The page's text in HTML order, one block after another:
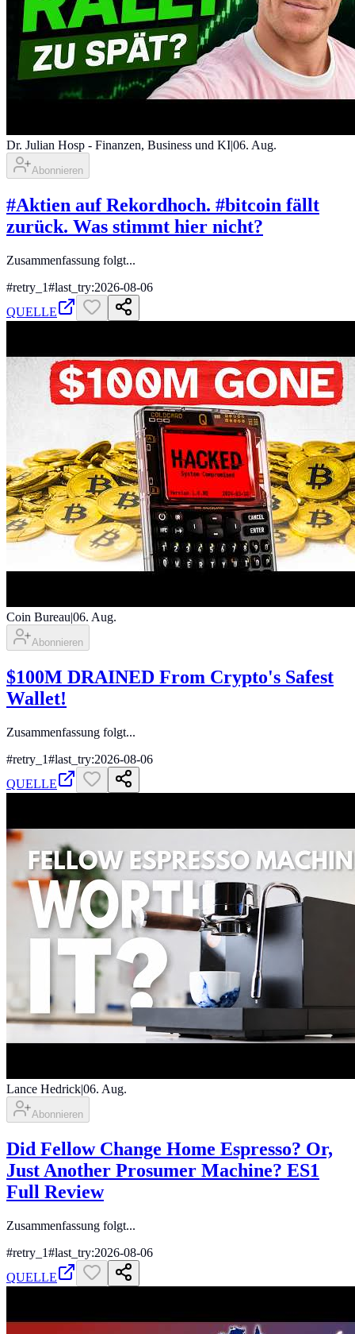
Dr. Julian Hosp - Finanzen, Business und KI|06. Aug.
Abonnieren
#Aktien auf Rekordhoch. #bitcoin fällt
zurück. Was stimmt hier nicht?
Zusammenfassung folgt...
#retry_1#last_try:2026-08-06
QUELLE
Coin Bureau|06. Aug.
Abonnieren
$100M DRAINED From Crypto's Safest
Wallet!
Zusammenfassung folgt...
#retry_1#last_try:2026-08-06
QUELLE
Lance Hedrick|06. Aug.
Abonnieren
Did Fellow Change Home Espresso? Or,
Just Another Prosumer Machine? ES1
Full Review
Zusammenfassung folgt...
#retry_1#last_try:2026-08-06
QUELLE